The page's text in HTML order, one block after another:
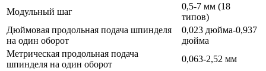
Модульный шаг
0,5-7 мм (18
типов)
Дюймовая продольная подача шпинделя
на один оборот
0,023 дюйма-0,937
дюйма
Метрическая продольная подача
шпинделя на один оборот
0,063-2,52 мм